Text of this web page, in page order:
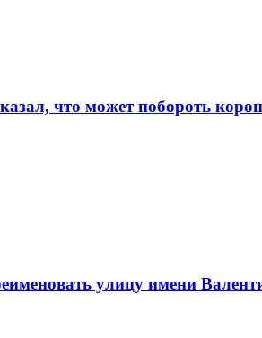
что может побороть
улицу имени